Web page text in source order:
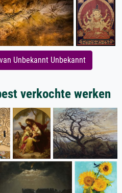
Unbekannt Unbekannt
verkochte werken